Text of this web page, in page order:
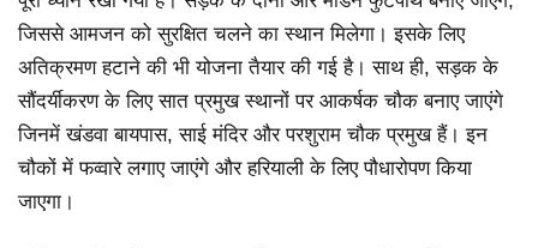
जिससे आमजन को सुरक्षित चलने का स्थान मिलेगा। इसके लिए
अतिक्रमण हटाने की भी योजना तैयार की गई है। साथ ही, सड़क के
सौंदर्यीकरण के लिए सात प्रमुख स्थानों पर आकर्षक चौक बनाए जाएंगे
जिनमें खंडवा बायपास, साई मंदिर और परशुराम चौक प्रमुख हैं। इन
चौकों में फव्वारे लगाए जाएंगे और हरियाली के लिए पौधारोपण किया
जाएगा।